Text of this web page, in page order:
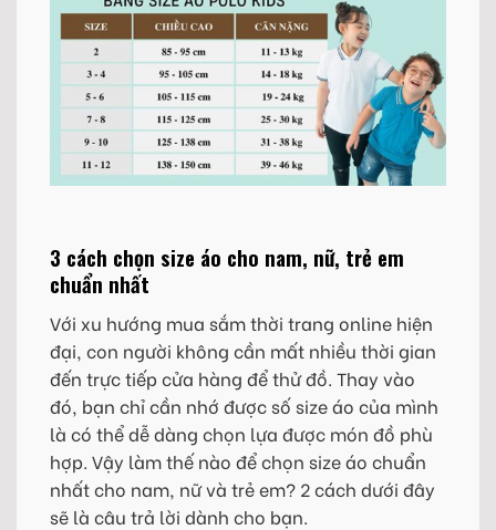
3 cách chọn size áo cho nam, nữ, trẻ em
chuẩn nhất
Với xu hướng mua sắm thời trang online hiện
đại, con người không cần mất nhiều thời gian
đến trực tiếp cửa hàng để thử đồ. Thay vào
đó, bạn chỉ cần nhớ được số size áo của mình
là có thể dễ dàng chọn lựa được món đồ phù
hợp. Vậy làm thế nào để chọn size áo chuẩn
nhất cho nam, nữ và trẻ em? 2 cách dưới đây
sẽ là câu trả lời dành cho bạn.